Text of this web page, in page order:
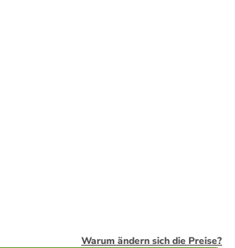
Warum ändern sich die Preise?